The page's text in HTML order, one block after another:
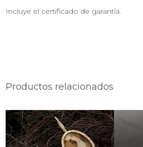
Incluye el certificado de garantía.
Productos relacionados